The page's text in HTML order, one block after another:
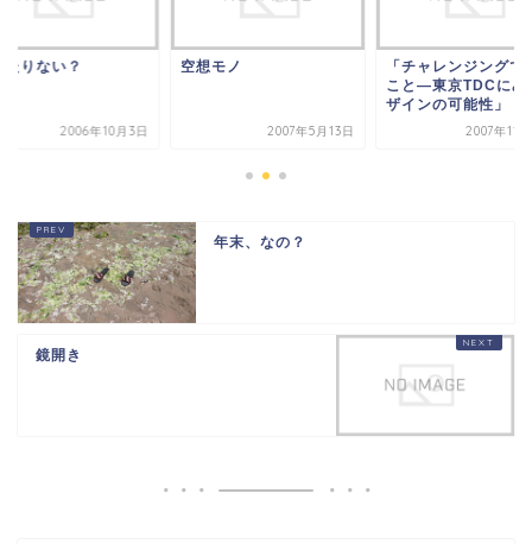
たりない？
2006年10月3日
空想モノ
2007年5月13日
「チャレンジングで
こと―東京TDCにみ
ザインの可能性」
2007年11
年末、なの？
鏡開き